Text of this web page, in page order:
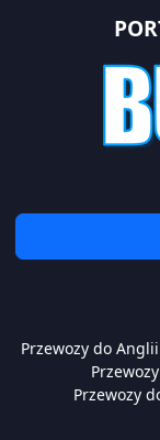
Przewozy do Anglii
Przewozy